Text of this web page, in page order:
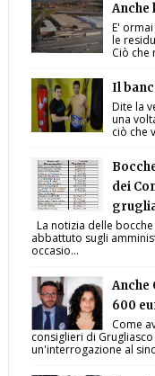
Anche
E'
le
Ciò che
Il
Dite la
una
ciò che
dei
La notizia delle
abbattuto sugli
occasio...
Anche
600
Come
consiglieri di
un'interrogazione al